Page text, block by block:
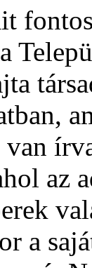
van
az
a